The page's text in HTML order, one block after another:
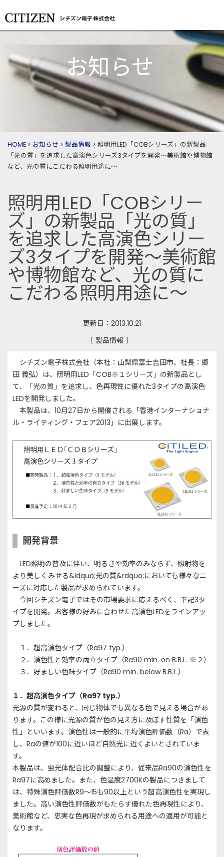
お知らせ
HOME > お知らせ > 製品情報 > 照明用LED「COBシリーズ」の新製品
「光の質」を追求した高演色シリーズ3タイプを開発～美術館や博物館
など、光の質にこだわる照明用途に～
照明用LED「COBシリー
ズ」の新製品「光の質」
を追求した高演色シリー
ズ3タイプを開発～美術館
や博物館など、光の質に
こだわる照明用途に～
更新日：2013.10.21
［ 製品情報 ］
シチズン電子株式会社（本社：山梨県富士吉田市、社長：郷
田 義弘）は、照明用LED「COB※１シリーズ」の新製品とし
て、「光の質」を追求し、色再現性に優れた3タイプの高演色
LEDを開発しました。
本製品は、10月27日から開催される「香港インターナショナ
ル・ライティング・フェア2013」に出展します。
開発背景
LED照明の普及に伴い、明るさや効率のみならず、照射物を
より美しくみせる&ldquo;光の質&rdquo;においても様々なニ
ーズに対応した製品が求められています。
今回シチズン電子ではその市場要求に応えるべく、下記3タ
イプを開発。お客様の好みに合わせた高演色LEDをラインアッ
プしました。
１．超高演色タイプ（Ra97 typ.）
２．演色性と効率の両立タイプ（Ra90 min. on B.B.L. ※２）
３．好ましい色味タイプ（Ra90 min. below B.B.L.）
１．超高演色タイプ（Ra97 typ.）
光源の質が変わると、同じ物体でも異なる色で見える場合があ
ります。この様に光源の質が色の見え方に及ぼす性質を「演色
性」といいます。演色性は一般的に平均演色評価数（Ra）で表
し、Raの値が100に近いほど自然光に近くよいとされていま
す。
本製品は、蛍光体配合比の調整により、従来品Ra90の演色性を
Ra97に高めました。また、色温度2700Kの製品につきまして
は、特殊演色評価数R9～15も90以上という超高演色性を実現し
ました。高い演色性評価数がもたらす優れた色再現性により、
美術館など、忠実な色再現が求められる用途への適用が可能と
なります。